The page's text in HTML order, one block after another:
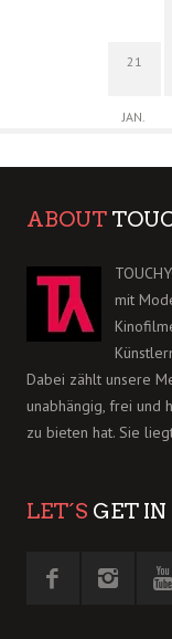
21
JAN.
ABOUT
mit
Dabei zählt unsere
unabhängig, frei und
zu bieten hat. Sie
LET´S GET